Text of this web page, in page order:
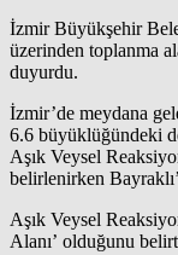
İzmir Büyükşehir
üzerinden toplanma
duyurdu.
İzmir’de meydana
6.6 büyüklüğündeki
Aşık Veysel
belirlenirken
Aşık Veysel
Alanı’ olduğunu